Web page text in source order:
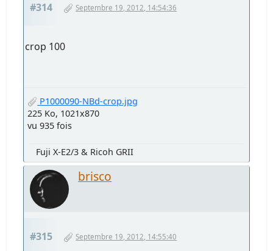
#314 Septembre 19, 2012, 14:54:36
crop 100
P1000090-NBd-crop.jpg
225 Ko, 1021x870
vu 935 fois
Fuji X-E2/3 & Ricoh GRII
brisco
#315 Septembre 19, 2012, 14:55:40